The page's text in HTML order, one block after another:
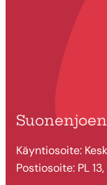
Käyntiosoite:
Postiosoite: PL